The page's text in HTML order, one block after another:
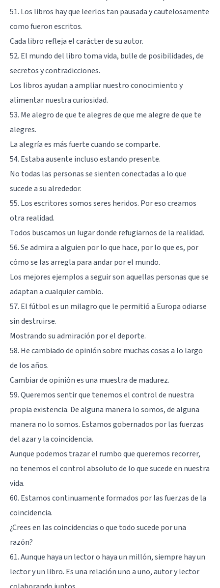
51. Los libros hay que leerlos tan pausada y cautelosamente
como fueron escritos.
Cada libro refleja el carácter de su autor.
52. El mundo del libro toma vida, bulle de posibilidades, de
secretos y contradicciones.
Los libros ayudan a ampliar nuestro conocimiento y
alimentar nuestra curiosidad.
53. Me alegro de que te alegres de que me alegre de que te
alegres.
La alegría es más fuerte cuando se comparte.
54. Estaba ausente incluso estando presente.
No todas las personas se sienten conectadas a lo que
sucede a su alrededor.
55. Los escritores somos seres heridos. Por eso creamos
otra realidad.
Todos buscamos un lugar donde refugiarnos de la realidad.
56. Se admira a alguien por lo que hace, por lo que es, por
cómo se las arregla para andar por el mundo.
Los mejores ejemplos a seguir son aquellas personas que se
adaptan a cualquier cambio.
57. El fútbol es un milagro que le permitió a Europa odiarse
sin destruirse.
Mostrando su admiración por el deporte.
58. He cambiado de opinión sobre muchas cosas a lo largo
de los años.
Cambiar de opinión es una muestra de madurez.
59. Queremos sentir que tenemos el control de nuestra
propia existencia. De alguna manera lo somos, de alguna
manera no lo somos. Estamos gobernados por las fuerzas
del azar y la coincidencia.
Aunque podemos trazar el rumbo que queremos recorrer,
no tenemos el control absoluto de lo que sucede en nuestra
vida.
60. Estamos continuamente formados por las fuerzas de la
coincidencia.
¿Crees en las coincidencias o que todo sucede por una
razón?
61. Aunque haya un lector o haya un millón, siempre hay un
lector y un libro. Es una relación uno a uno, autor y lector